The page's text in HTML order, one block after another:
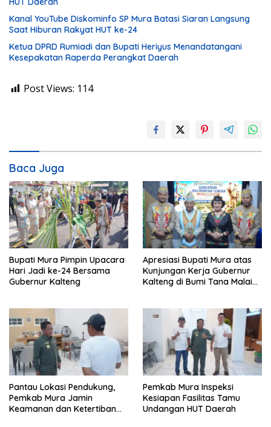
Kanal YouTube Diskominfo SP Mura Batasi Siaran Langsung
Saat Hiburan Rakyat HUT ke-24
Ketua DPRD Rumiadi dan Bupati Heriyus Menandatangani
Kesepakatan Raperda Perangkat Daerah
Post Views: 114
Baca Juga
Bupati Mura Pimpin Upacara
Hari Jadi ke-24 Bersama
Gubernur Kalteng
Apresiasi Bupati Mura atas
Kunjungan Kerja Gubernur
Kalteng di Bumi Tana Malai
Pantau Lokasi Pendukung,
Pemkab Mura Jamin
Keamanan dan Ketertiban
Pemkab Mura Inspeksi
Kesiapan Fasilitas Tamu
Undangan HUT Daerah